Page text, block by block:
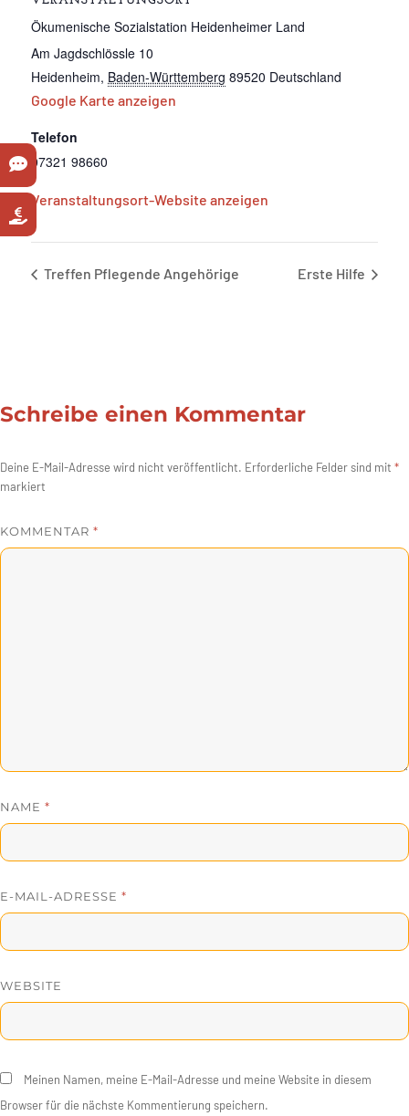
Ökumenische Sozialstation Heidenheimer Land
Am Jagdschlössle 10
Heidenheim, Baden-Württemberg 89520 Deutschland
Google Karte anzeigen
Telefon
07321 98660
Veranstaltungsort-Website anzeigen
Treffen Pflegende Angehörige Erste Hilfe
Schreibe einen Kommentar
Deine E-Mail-Adresse wird nicht veröffentlicht. Erforderliche Felder sind mit *
markiert
KOMMENTAR *
NAME *
E-MAIL-ADRESSE *
WEBSITE
Meinen Namen, meine E-Mail-Adresse und meine Website in diesem
Browser für die nächste Kommentierung speichern.